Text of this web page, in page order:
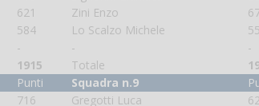
621 Zini Enzo
584 Lo Scalzo Michele
- -
-
1915 Totale
Punti Squadra n.9
716 Gregotti Luca